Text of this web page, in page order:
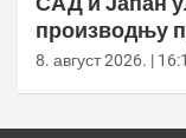
производњу
8. август 2026. |